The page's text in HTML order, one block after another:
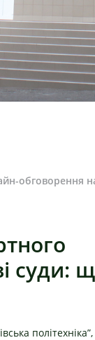
обговорення
суди:
політехніка”,